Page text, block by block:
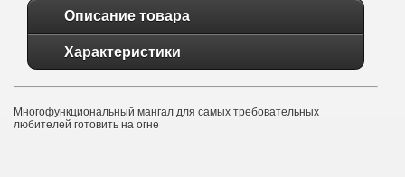
Описание товара
Характеристики
Многофункциональный мангал для самых требовательных
любителей готовить на огне